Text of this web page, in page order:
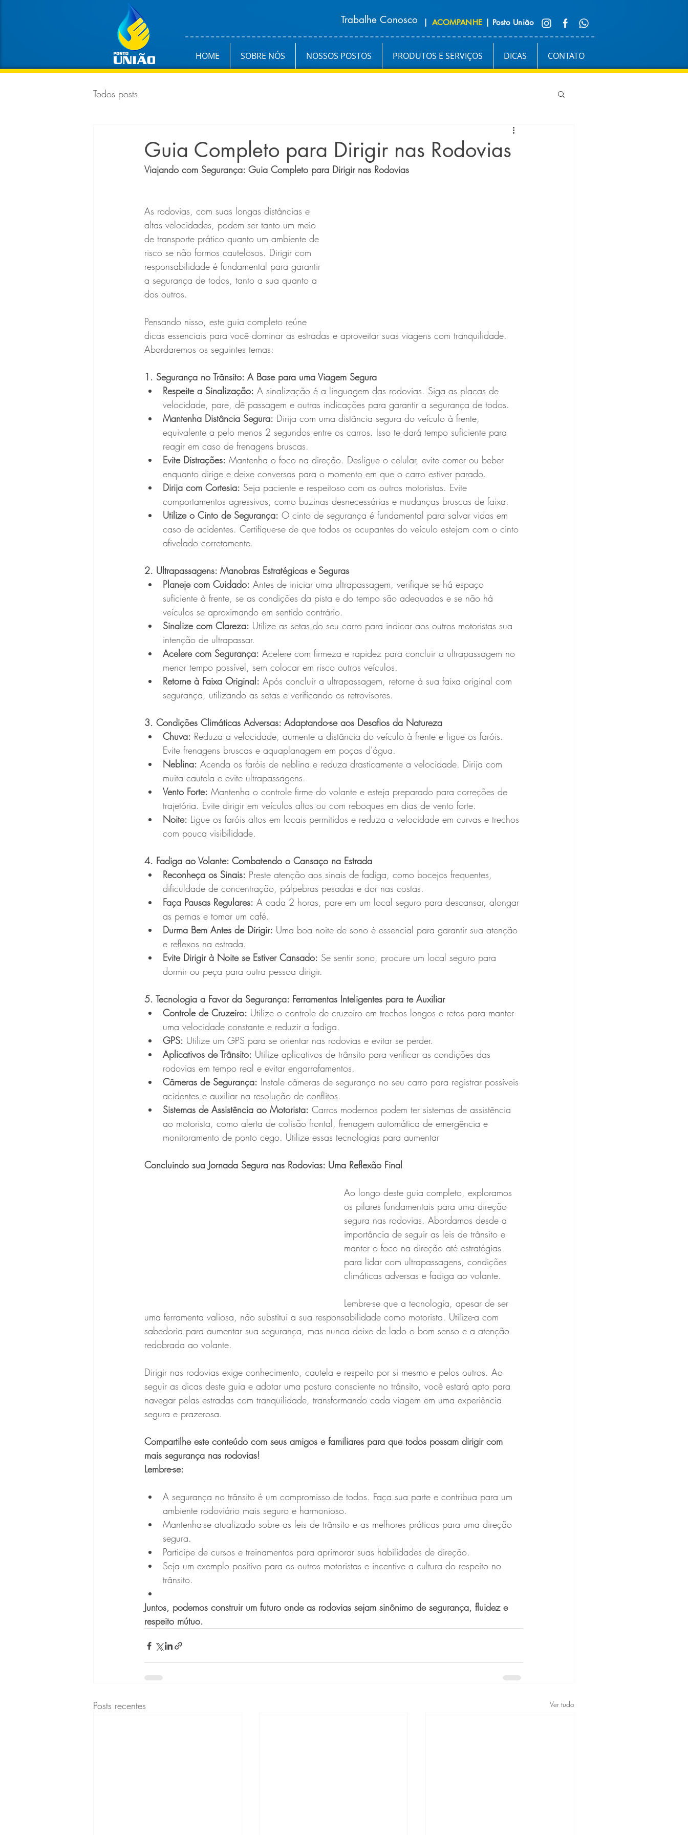
Trabalhe Conosco ACOMPANHE | Posto União
|
HOME SOBRE NÓS NOSSOS POSTOS PRODUTOS E SERVIÇOS DICAS CONTATO
Todos posts
Guia Completo para Dirigir nas Rodovias
Viajando com Segurança: Guia Completo para Dirigir nas Rodovias
As rodovias, com suas longas distâncias e
altas velocidades, podem ser tanto um meio
de transporte prático quanto um ambiente de
risco se não formos cautelosos. Dirigir com
responsabilidade é fundamental para garantir
a segurança de todos, tanto a sua quanto a
dos outros.
Pensando nisso, este guia completo reúne
dicas essenciais para você dominar as estradas e aproveitar suas viagens com tranquilidade.
Abordaremos os seguintes temas:
1. Segurança no Trânsito: A Base para uma Viagem Segura
Respeite a Sinalização: A sinalização é a linguagem das rodovias. Siga as placas de
velocidade, pare, dê passagem e outras indicações para garantir a segurança de todos.
Mantenha Distância Segura: Dirija com uma distância segura do veículo à frente,
equivalente a pelo menos 2 segundos entre os carros. Isso te dará tempo suficiente para
reagir em caso de frenagens bruscas.
Evite Distrações: Mantenha o foco na direção. Desligue o celular, evite comer ou beber
enquanto dirige e deixe conversas para o momento em que o carro estiver parado.
Dirija com Cortesia: Seja paciente e respeitoso com os outros motoristas. Evite
comportamentos agressivos, como buzinas desnecessárias e mudanças bruscas de faixa.
Utilize o Cinto de Segurança: O cinto de segurança é fundamental para salvar vidas em
caso de acidentes. Certifique-se de que todos os ocupantes do veículo estejam com o cinto
afivelado corretamente.
2. Ultrapassagens: Manobras Estratégicas e Seguras
Planeje com Cuidado: Antes de iniciar uma ultrapassagem, verifique se há espaço
suficiente à frente, se as condições da pista e do tempo são adequadas e se não há
veículos se aproximando em sentido contrário.
Sinalize com Clareza: Utilize as setas do seu carro para indicar aos outros motoristas sua
intenção de ultrapassar.
Acelere com Segurança: Acelere com firmeza e rapidez para concluir a ultrapassagem no
menor tempo possível, sem colocar em risco outros veículos.
Retorne à Faixa Original: Após concluir a ultrapassagem, retorne à sua faixa original com
segurança, utilizando as setas e verificando os retrovisores.
3. Condições Climáticas Adversas: Adaptando-se aos Desafios da Natureza
Chuva: Reduza a velocidade, aumente a distância do veículo à frente e ligue os faróis.
Evite frenagens bruscas e aquaplanagem em poças d'água.
Neblina: Acenda os faróis de neblina e reduza drasticamente a velocidade. Dirija com
muita cautela e evite ultrapassagens.
Vento Forte: Mantenha o controle firme do volante e esteja preparado para correções de
trajetória. Evite dirigir em veículos altos ou com reboques em dias de vento forte.
Noite: Ligue os faróis altos em locais permitidos e reduza a velocidade em curvas e trechos
com pouca visibilidade.
4. Fadiga ao Volante: Combatendo o Cansaço na Estrada
Reconheça os Sinais: Preste atenção aos sinais de fadiga, como bocejos frequentes,
dificuldade de concentração, pálpebras pesadas e dor nas costas.
Faça Pausas Regulares: A cada 2 horas, pare em um local seguro para descansar, alongar
as pernas e tomar um café.
Durma Bem Antes de Dirigir: Uma boa noite de sono é essencial para garantir sua atenção
e reflexos na estrada.
Evite Dirigir à Noite se Estiver Cansado: Se sentir sono, procure um local seguro para
dormir ou peça para outra pessoa dirigir.
5. Tecnologia a Favor da Segurança: Ferramentas Inteligentes para te Auxiliar
Controle de Cruzeiro: Utilize o controle de cruzeiro em trechos longos e retos para manter
uma velocidade constante e reduzir a fadiga.
GPS: Utilize um GPS para se orientar nas rodovias e evitar se perder.
Aplicativos de Trânsito: Utilize aplicativos de trânsito para verificar as condições das
rodovias em tempo real e evitar engarrafamentos.
Câmeras de Segurança: Instale câmeras de segurança no seu carro para registrar possíveis
acidentes e auxiliar na resolução de conflitos.
Sistemas de Assistência ao Motorista: Carros modernos podem ter sistemas de assistência
ao motorista, como alerta de colisão frontal, frenagem automática de emergência e
monitoramento de ponto cego. Utilize essas tecnologias para aumentar
Concluindo sua Jornada Segura nas Rodovias: Uma Reflexão Final
Ao longo deste guia completo, exploramos
os pilares fundamentais para uma direção
segura nas rodovias. Abordamos desde a
importância de seguir as leis de trânsito e
manter o foco na direção até estratégias
para lidar com ultrapassagens, condições
climáticas adversas e fadiga ao volante.
Lembre-se que a tecnologia, apesar de ser
uma ferramenta valiosa, não substitui a sua responsabilidade como motorista. Utilize-a com
sabedoria para aumentar sua segurança, mas nunca deixe de lado o bom senso e a atenção
redobrada ao volante.
Dirigir nas rodovias exige conhecimento, cautela e respeito por si mesmo e pelos outros. Ao
seguir as dicas deste guia e adotar uma postura consciente no trânsito, você estará apto para
navegar pelas estradas com tranquilidade, transformando cada viagem em uma experiência
segura e prazerosa.
Compartilhe este conteúdo com seus amigos e familiares para que todos possam dirigir com
mais segurança nas rodovias!
Lembre-se:
A segurança no trânsito é um compromisso de todos. Faça sua parte e contribua para um
ambiente rodoviário mais seguro e harmonioso.
Mantenha-se atualizado sobre as leis de trânsito e as melhores práticas para uma direção
segura.
Participe de cursos e treinamentos para aprimorar suas habilidades de direção.
Seja um exemplo positivo para os outros motoristas e incentive a cultura do respeito no
trânsito.
Juntos, podemos construir um futuro onde as rodovias sejam sinônimo de segurança, fluidez e
respeito mútuo.
Posts recentes Ver tudo